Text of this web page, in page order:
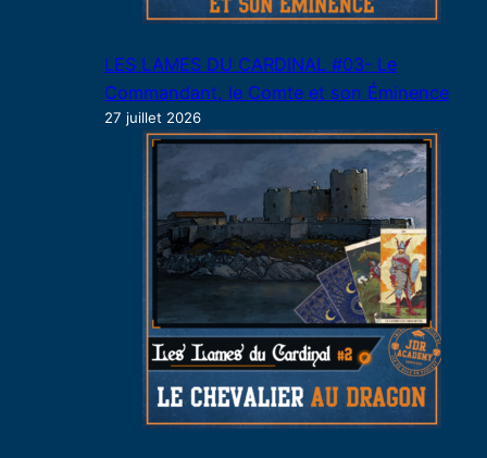
LES LAMES DU CARDINAL #03- Le
Commandant, le Comte et son Éminence
27 juillet 2026